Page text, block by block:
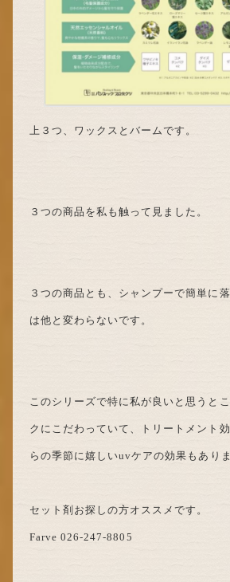
上３つ、ワックスとバームです。
３つの商品を私も触って見ました。
３つの商品とも、シャンプーで簡単に
は他と変わらないです。
このシリーズで特に私が良いと思うと
クにこだわっていて、トリートメント
らの季節に嬉しいuvケアの効果もありま
セット剤お探しの方オススメです。
Farve 026-247-8805